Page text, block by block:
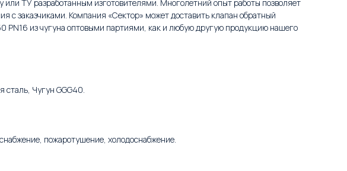
или ТУ разработанным изготовителями. Многолетний опыт работы позволяет
с заказчиками. Компания «Сектор» может доставить клапан обратный
PN16 из чугуна оптовыми партиями, как и любую другую продукцию нашего
сталь, Чугун GGG40.
пожаротушение, холодоснабжение.